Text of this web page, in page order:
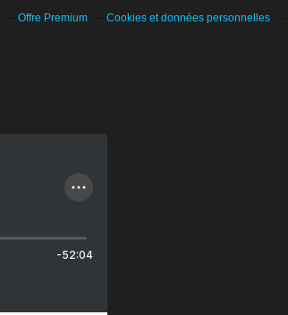
Offre Premium
Cookies et données personnelles
-52:04